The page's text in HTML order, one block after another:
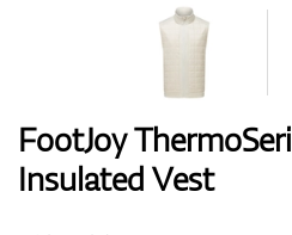
FootJoy
Insulated Vest